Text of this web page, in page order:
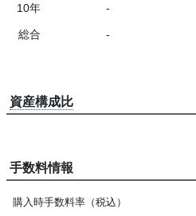
10年 -
総合 -
資産構成比
手数料情報
購入時手数料率（税込）